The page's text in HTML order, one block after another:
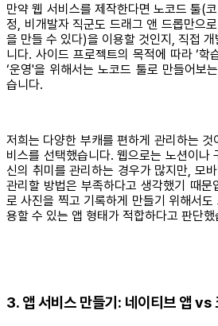
만약 웹 서비스를 제작한다면 노코드 툴(
정, 비개발자 직군도 드래그 앤 드롭만으
을 만들 수 있다)을 이용할 것인지, 직접
니다. 사이드 프로젝트의 목적에 따라 ‘학
‘운영'을 위해서는 노코드 툴로 만들어보
습니다.
저희는 다양한 부캐를 편하게 관리하는 것
비스를 선택했습니다. 웹으로는 노션이나
신의 취미를 관리하는 경우가 많지만, 모
관리할 방법은 부족하다고 생각했기 때
로 사진을 찍고 기록하게 만들기 위해서
용할 수 있는 앱 형태가 적합하다고 판단했
3. 앱 서비스 만들기: 네이티브 앱 vs